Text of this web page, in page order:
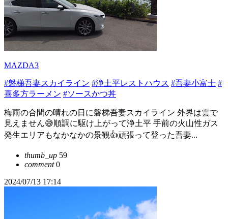
MAZDA3
#磐梯吾妻スカイライン #浄土平レストハウス #吾妻小富士 #
喜多方ラーメン #ソースかつ丼
梅雨の合間の晴れの日に磐梯吾妻スカイライン 外界は雲で
見えません😅順調に駆け上がって浄土平 手前の火山性ガス
発生エリアもなかなかの景観👍頑張って登った吾妻...
thumb_up 59
comment0
2024/07/13 17:14